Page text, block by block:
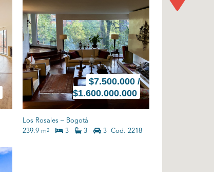
$7.500.000 /
$1.600.000.000
Los Rosales – Bogotá
239.9 m2 3 3 3Cod. 2218